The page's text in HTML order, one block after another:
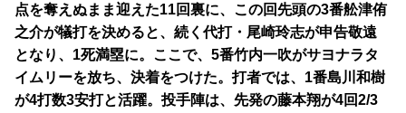
点を奪えぬまま迎えた11回裏に、この回先頭の3番舩津侑
之介が犠打を決めると、続く代打・尾崎玲志が申告敬遠
となり、1死満塁に。ここで、5番竹内一吹がサヨナラタ
イムリーを放ち、決着をつけた。打者では、1番島川和樹
が4打数3安打と活躍。投手陣は、先発の藤本翔が4回2/3